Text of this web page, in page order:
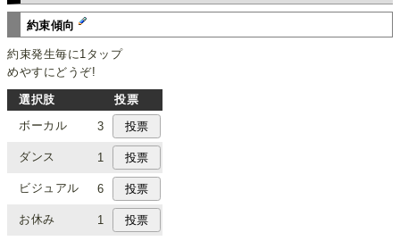
約束傾向
約束発生毎に1タップ
めやすにどうぞ!
選択肢
投票
ボーカル
3
ダンス 1
ビジュアル 6
お休み 1